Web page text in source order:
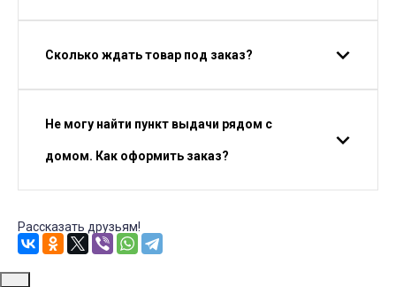
Сколько ждать товар под заказ?
Не могу найти пункт выдачи рядом с
домом. Как оформить заказ?
Рассказать друзьям!